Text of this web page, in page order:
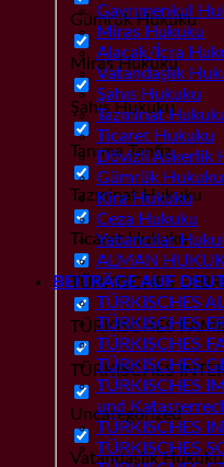
Gümrük Hukuku
Miras Hukuku
Şahıs Hukuku
Tanıma Tenfiz
Tazminat Hukuku
Ticaret Hukuku
TÜRKISCHES
TÜRKISCHES
TÜRKISCHES
Uncategorized
Vatandaşlık Hukuku
Gayrımenkul
Miras Hukuku
Alacak/İcra
Vatandaşlık
Şahıs Hukuku
Tazminat
Ticaret Hukuku
Dövizli Askerlik
Gümrük Hukuku
Kira Hukuku
Ceza Hukuku
Yabancılar
ALMAN
BEITRÄGE AUF
TÜRKISCHES
TÜRKISCHES
TÜRKISCHES
TÜRKISCHES
TÜRKISCHES
und
TÜRKISCHES
TÜRKISCHES